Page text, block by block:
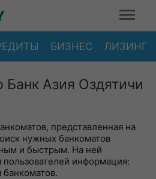
БИЗНЕС ЛИЗИНГ
Азия Оздятичи
представленная на
нужных банкоматов
и быстрым. На ней
пользователей информация: